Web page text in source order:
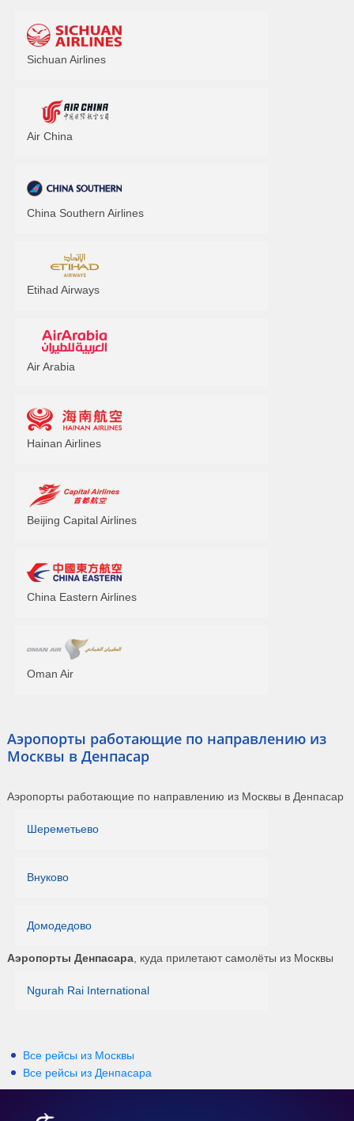
Sichuan Airlines
Air China
China Southern Airlines
Etihad Airways
Air Arabia
Hainan Airlines
Beijing Capital Airlines
China Eastern Airlines
Oman Air
Аэропорты работающие по направлению из
Москвы в Денпасар
Аэропорты работающие по направлению из Москвы в Денпасар
Шереметьево
Внуково
Домодедово
Аэропорты Денпасара , куда прилетают самолёты из Москвы
Ngurah Rai International
Все рейсы из Москвы
Все рейсы из Денпасара